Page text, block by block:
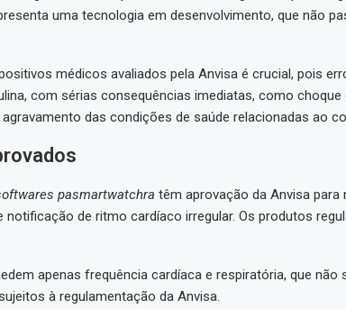
uma tecnologia em desenvolvimento, que não
médicos avaliados pela Anvisa é crucial, pois
com sérias consequências imediatas, como
das condições de saúde relacionadas ao
pasmartwatchra têm aprovação da Anvisa para
notificação de ritmo cardíaco irregular. Os produtos
apenas frequência cardíaca e respiratória, que
à regulamentação da Anvisa.